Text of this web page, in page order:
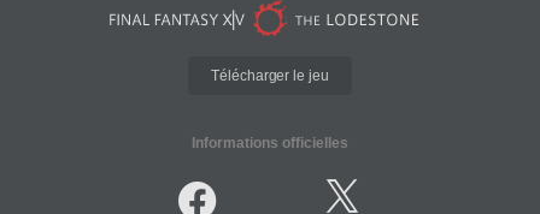
Télécharger le jeu
Informations officielles